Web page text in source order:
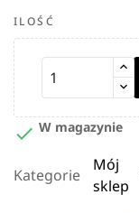
ILOŚĆ
 W magazynie
Kategorie
Mój
sklep